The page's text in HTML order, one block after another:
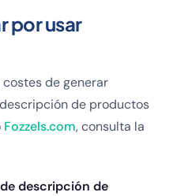
por usar
de generar
de productos
Fozzels.com, consulta la
descripción de